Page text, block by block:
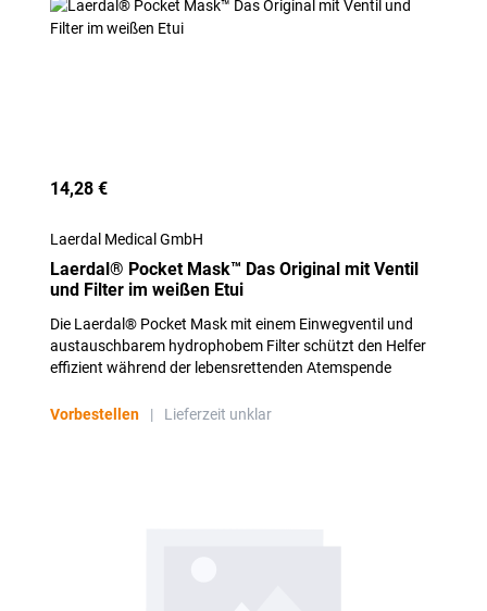
14,28 €
Laerdal Medical GmbH
Laerdal® Pocket Mask™ Das Original mit Ventil
und Filter im weißen Etui
Die Laerdal® Pocket Mask mit einem Einwegventil und
austauschbarem hydrophobem Filter schützt den Helfer
effizient während der lebensrettenden Atemspende
Vorbestellen | Lieferzeit unklar